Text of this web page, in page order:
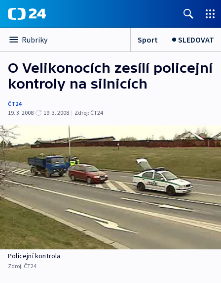
Rubriky Sport SLEDOVAT
O Velikonocích zesílí policejní
kontroly na silnicích
ČT24
19. 3. 2008
19. 3. 2008 | Zdroj: ČT24
Policejní kontrola
Zdroj: ČT24